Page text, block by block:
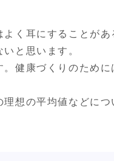
く耳にすることがあ
と思います。
健康づくりのため
想の平均値などにつ